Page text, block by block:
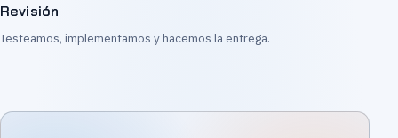
Revisión
Testeamos, implementamos y hacemos la entrega.